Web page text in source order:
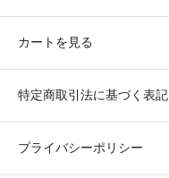
カートを見る
特定商取引法に基づく表記
プライバシーポリシー